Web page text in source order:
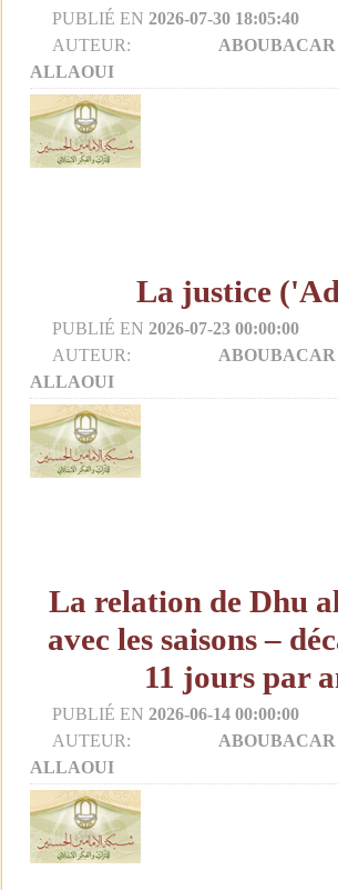
PUBLIÉ EN 2026-07-30 18:05:40
AUTEUR:
ABOUBACAR
ALLAOUI
La justice
PUBLIÉ EN 2026-07-23 00:00:00
AUTEUR:
ABOUBACAR
ALLAOUI
La relation de Dhu
avec les saisons –
11 jours par
PUBLIÉ EN 2026-06-14 00:00:00
AUTEUR:
ABOUBACAR
ALLAOUI